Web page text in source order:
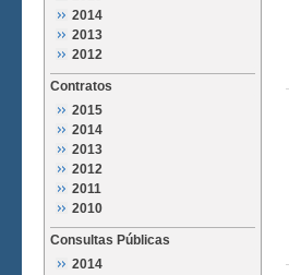
2014
2013
2012
Contratos
2015
2014
2013
2012
2011
2010
Consultas Públicas
2014